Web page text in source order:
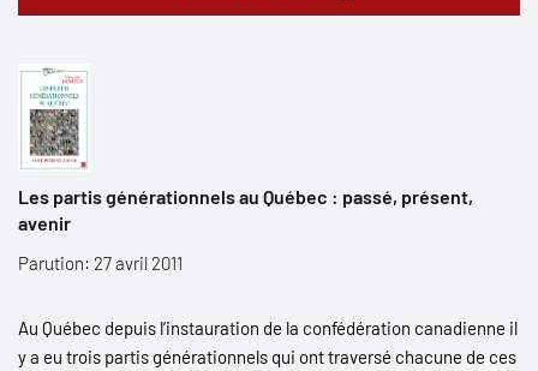
Les partis générationnels au Québec : passé, présent,
avenir
Parution: 27 avril 2011
Au Québec depuis l’instauration de la confédération canadienne il
y a eu trois partis générationnels qui ont traversé chacune de ces